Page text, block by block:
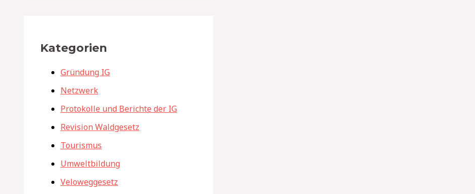
Kategorien
Gründung IG
Netzwerk
Protokolle und Berichte der IG
Revision Waldgesetz
Tourismus
Umweltbildung
Veloweggesetz